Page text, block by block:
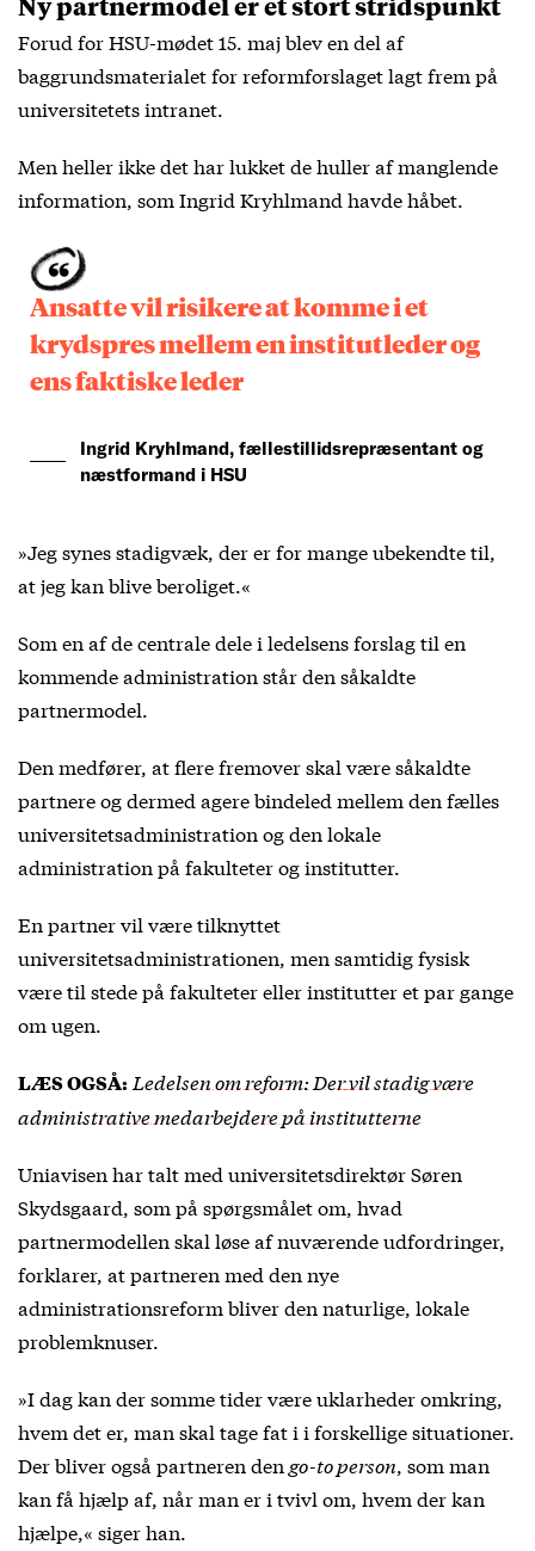
Forud for HSU-mødet 15. maj blev en del af
baggrundsmaterialet for reformforslaget lagt frem på
universitetets intranet.
Men heller ikke det har lukket de huller af manglende
information, som Ingrid Kryhlmand havde håbet.
Ansatte vil risikere at komme i et
krydspres mellem en institutleder og
ens faktiske leder
Ingrid Kryhlmand, fællestillidsrepræsentant og
næstformand i HSU
»Jeg synes stadigvæk, der er for mange ubekendte til,
at jeg kan blive beroliget.«
Som en af de centrale dele i ledelsens forslag til en
kommende administration står den såkaldte
partnermodel.
Den medfører, at flere fremover skal være såkaldte
partnere og dermed agere bindeled mellem den fælles
universitetsadministration og den lokale
administration på fakulteter og institutter.
En partner vil være tilknyttet
universitetsadministrationen, men samtidig fysisk
være til stede på fakulteter eller institutter et par gange
om ugen.
LÆS OGSÅ: Ledelsen om reform: Der vil stadig være
administrative medarbejdere på institutterne
Uniavisen har talt med universitetsdirektør Søren
Skydsgaard, som på spørgsmålet om, hvad
partnermodellen skal løse af nuværende udfordringer,
forklarer, at partneren med den nye
administrationsreform bliver den naturlige, lokale
problemknuser.
»I dag kan der somme tider være uklarheder omkring,
hvem det er, man skal tage fat i i forskellige situationer.
Der bliver også partneren den go-to person, som man
kan få hjælp af, når man er i tvivl om, hvem der kan
hjælpe,« siger han.